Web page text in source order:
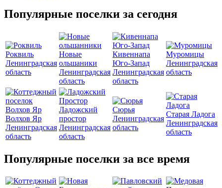
Популярные поселки за сегодня
Роквиль
Ленинградская
область
Новые
ольшаники
Ленинградская
область
Кивеннапа
Юго-Запад
Ленинградская
область
Муромицы
Ленинградская
область
Волхов Яр
Ленинградская
область
Ладожский
простор
Ленинградская
область
Сюрья
Ленинградская
область
Старая Ладога
Ленинградская
область
Популярные поселки за все время